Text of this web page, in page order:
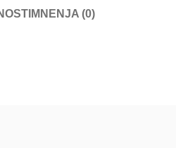
MNENJA (0)